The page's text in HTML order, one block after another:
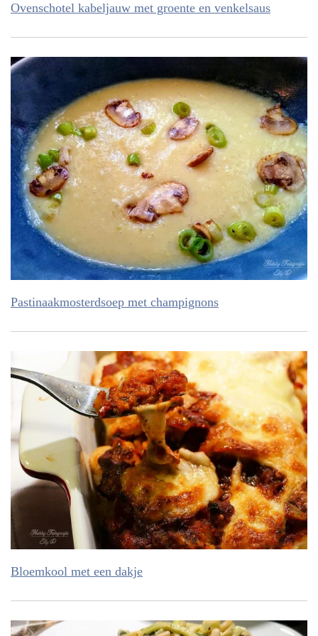
Ovenschotel kabeljauw met groente en venkelsaus
Pastinaakmosterdsoep met champignons
Bloemkool met een dakje